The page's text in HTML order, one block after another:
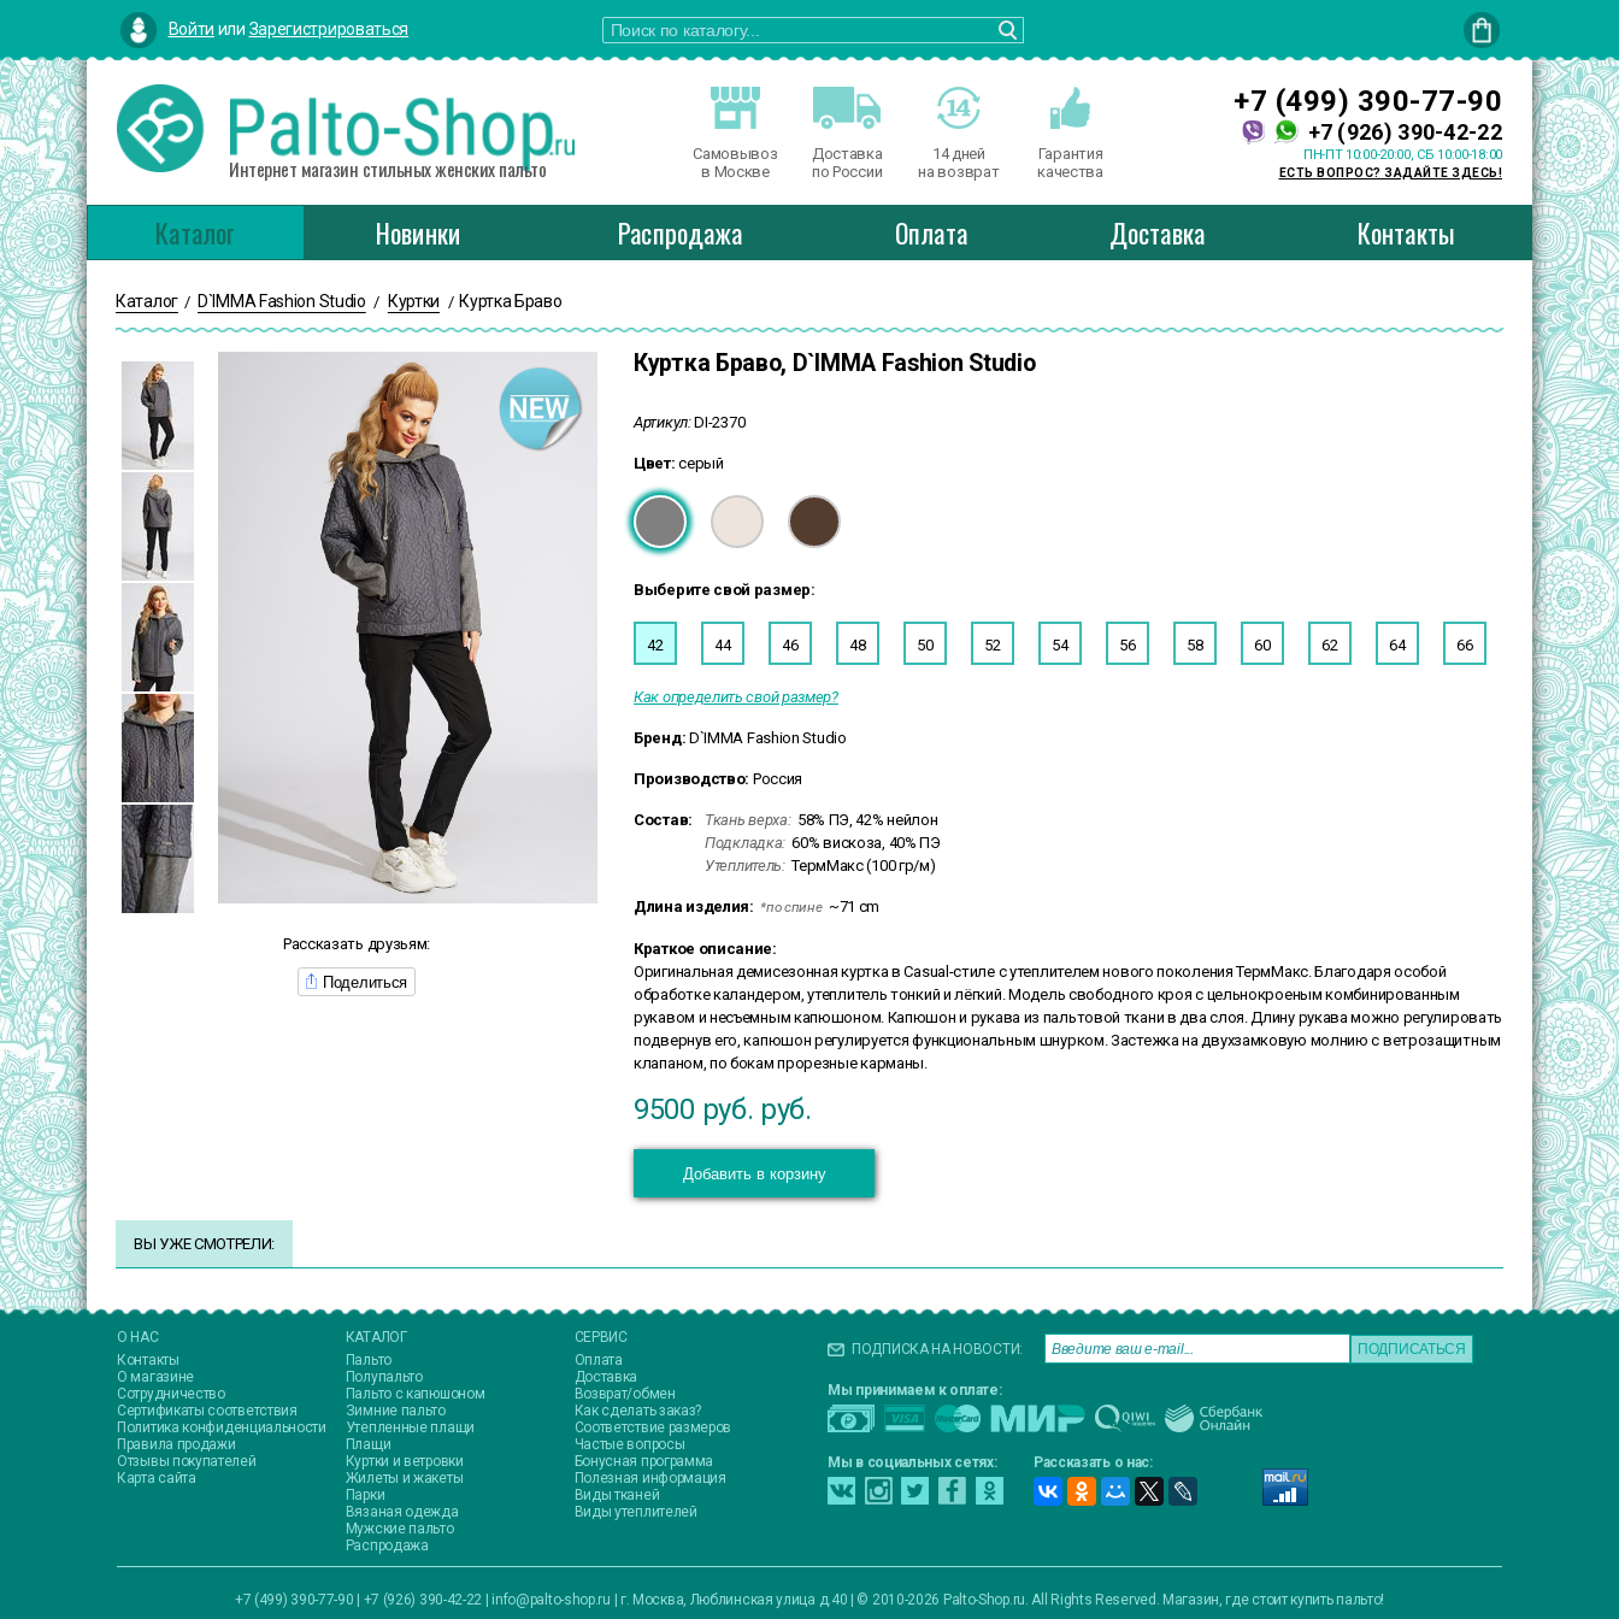
Войти или Зарегистрироваться
Интернет магазин стильных женских пальто
Самовывоз
в Москве
Доставка
по России
14 дней
на возврат
Гарантия
качества
+7 (499) 390-77-90
+7 (926) 390-42-22
ПН-ПТ 10:00-20:00, СБ 10:00-18:00
ЕСТЬ ВОПРОС? ЗАДАЙТЕ ЗДЕСЬ!
Каталог Новинки Распродажа Оплата Доставка Контакты
Каталог / D`IMMA Fashion Studio / Куртки / Куртка Браво
Рассказать друзьям:
Поделиться
Куртка Браво, D`IMMA Fashion Studio
Артикул:DI-2370
Цвет: серый
Выберите свой размер:
42 44 46 48 50 52 54 56 58 60 62 64 66
Как определить свой размер?
Бренд: D`IMMA Fashion Studio
Производство: Россия
Состав: Ткань верха: 58% ПЭ, 42% нейлон
Подкладка: 60% вискоза, 40% ПЭ
Утеплитель: ТермМакс (100 гр/м)
Длина изделия: *по спине ~71 cm
Краткое описание:
Оригинальная демисезонная куртка в Casual-стиле с утеплителем нового поколения ТермМакс. Благодаря особой
обработке каландером, утеплитель тонкий и лёгкий. Модель свободного кроя с цельнокроеным комбинированным
рукавом и несъемным капюшоном. Капюшон и рукава из пальтовой ткани в два слоя. Длину рукава можно регулировать
подвернув его, капюшон регулируется функциональным шнурком. Застежка на двухзамковую молнию с ветрозащитным
клапаном, по бокам прорезные карманы.
9500 руб. руб.
Добавить в корзину
ВЫ УЖЕ СМОТРЕЛИ:
О НАС
Контакты
О магазине
Сотрудничество
Сертификаты соответствия
Политика конфиденциальности
Правила продажи
Отзывы покупателей
Карта сайта
КАТАЛОГ
Пальто
Полупальто
Пальто с капюшоном
Зимние пальто
Утепленные плащи
Плащи
Куртки и ветровки
Жилеты и жакеты
Парки
Вязаная одежда
Мужские пальто
Распродажа
СЕРВИС
Оплата
Доставка
Возврат/обмен
Как сделать заказ?
Соответствие размеров
Частые вопросы
Бонусная программа
Полезная информация
Виды тканей
Виды утеплителей
ПОДПИСКА НА НОВОСТИ:
Мы принимаем к оплате:
Мы в социальных сетях: Рассказать о нас:
+7 (499) 390-77-90 | +7 (926) 390-42-22 | info@palto-shop.ru г. Москва, Люблинская улица д.40 © 2010-2026 Palto-Shop.ru. All Rights Reserved. Магазин, где стоит купить пальто!